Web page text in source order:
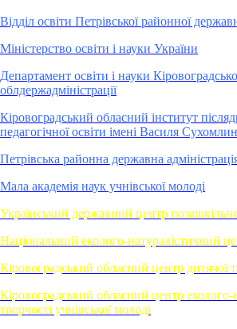
Відділ освіти Петрівської районної
Міністерство освіти і науки України
Департамент освіти і науки
облдержадміністрації
Кіровоградський обласний інститут
педагогічної освіти імені Василя
Петрівська районна державна
Мала академія наук учнівської молоді
Український державний центр
Національний еколого-натуралістичний
Кіровоградський обласний центр дитячої
Кіровоградський обласний центр еколого-
творчості учнівської молоді